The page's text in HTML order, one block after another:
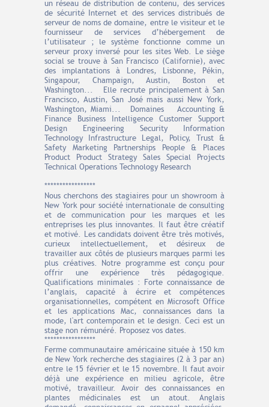
un réseau de distribution de contenu, des services
de sécurité Internet et des services distribués de
serveur de noms de domaine, entre le visiteur et le
fournisseur de services d’hébergement de
l’utilisateur ; le système fonctionne comme un
serveur proxy inversé pour les sites Web. Le siège
social se trouve à San Francisco (Californie), avec
des implantations à Londres, Lisbonne, Pékin,
Singapour, Champaign, Austin, Boston et
Washington... Elle recrute principalement à San
Francisco, Austin, San José mais aussi New York,
Washington, Miami... Domaines Accounting &
Finance Business Intelligence Customer Support
Design Engineering Security Information
Technology Infrastructure Legal, Policy, Trust &
Safety Marketing Partnerships People & Places
Product Product Strategy Sales Special Projects
Technical Operations Technology Research
*****************
Nous cherchons des stagiaires pour un showroom à
New York pour société internationale de consulting
et de communication pour les marques et les
entreprises les plus innovantes. Il faut être créatif
et motivé. Les candidats doivent être très motivés,
curieux intellectuellement, et désireux de
travailler aux côtés de plusieurs marques parmi les
plus créatives. Notre programme est conçu pour
offrir une expérience très pédagogique.
Qualifications minimales : Forte connaissance de
l’anglais, capacité à écrire et compétences
organisationnelles, compétent en Microsoft Office
et les applications Mac, connaissances dans la
mode, l'art contemporain et le design. Ceci est un
stage non rémunéré. Proposez vos dates.
*****************
Ferme communautaire américaine située à 150 km
de New York recherche des stagiaires (2 à 3 par an)
entre le 15 février et le 15 novembre. Il faut avoir
déjà une expérience en milieu agricole, être
motivé, travailleur. Avoir des connaissances en
plantes médicinales est un atout. Anglais